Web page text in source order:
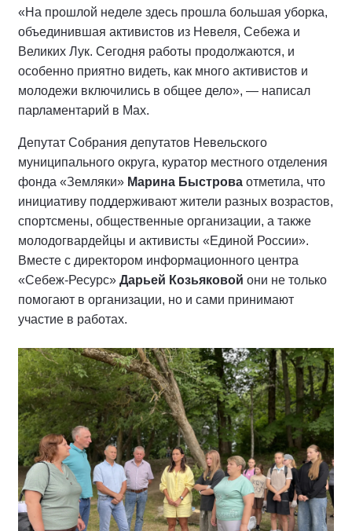
«На прошлой неделе здесь прошла большая уборка,
объединившая активистов из Невеля, Себежа и
Великих Лук. Сегодня работы продолжаются, и
особенно приятно видеть, как много активистов и
молодежи включились в общее дело», — написал
парламентарий в Мах.
Депутат Собрания депутатов Невельского
муниципального округа, куратор местного отделения
фонда «Земляки» Марина Быстрова отметила, что
инициативу поддерживают жители разных возрастов,
спортсмены, общественные организации, а также
молодогвардейцы и активисты «Единой России».
Вместе с директором информационного центра
«Себеж-Ресурс» Дарьей Козьяковой они не только
помогают в организации, но и сами принимают
участие в работах.